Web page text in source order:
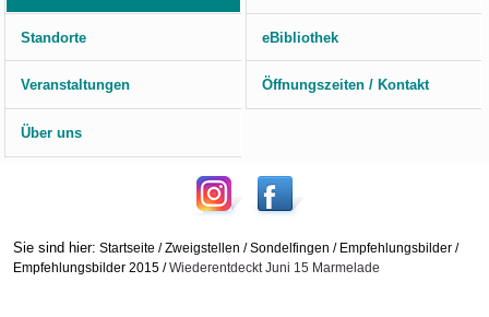
Standorte eBibliothek
Veranstaltungen Öffnungszeiten / Kontakt
Über uns
Sie sind hier: Startseite /Zweigstellen /Sondelfingen / Empfehlungsbilder /
Empfehlungsbilder 2015 /Wiederentdeckt Juni 15 Marmelade